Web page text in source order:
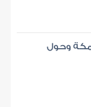
مكة وحول